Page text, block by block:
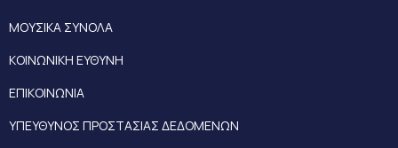
ΜΟΥΣΙΚΑ ΣΥΝΟΛΑ
ΚΟΙΝΩΝΙΚΗ ΕΥΘΥΝΗ
ΕΠΙΚΟΙΝΩΝΙΑ
ΥΠΕΥΘΥΝΟΣ ΠΡΟΣΤΑΣΙΑΣ ΔΕΔΟΜΕΝΩΝ